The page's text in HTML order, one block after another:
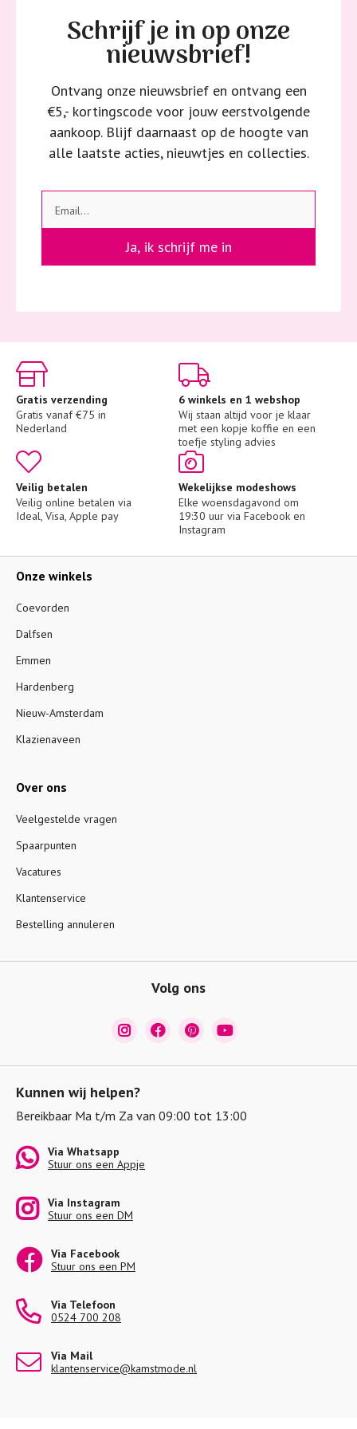
niet gestreken worden en/of in de droogtrommel.
Twijfels? Wij staan klaar voor advies op maat.
Schrijf je in op onze
nieuwsbrief!
Ontvang onze nieuwsbrief en ontvang een
€5,- kortingscode voor jouw eerstvolgende
aankoop. Blijf daarnaast op de hoogte van
alle laatste acties, nieuwtjes en collecties.
Ja, ik schrijf me in
Gratis verzending
Gratis vanaf €75 in
Nederland
6 winkels en 1 webshop
Wij staan altijd voor je klaar
met een kopje koffie en een
toefje styling advies
Veilig betalen
Veilig online betalen via
Ideal, Visa, Apple pay
Wekelijkse modeshows
Elke woensdagavond om
19:30 uur via Facebook en
Instagram
Kunnen wij helpen?
Bereikbaar Ma t/m Za van 09:00 tot 13:00
Via Whatsapp
Stuur ons een Appje
Via Instagram
Stuur ons een DM
Via Facebook
Stuur ons een PM
Via Telefoon
0524 700 208
Via Mail
klantenservice@kamstmode.nl
Onze winkels
Coevorden
Dalfsen
Emmen
Hardenberg
Nieuw-Amsterdam
Klazienaveen
Over ons
Veelgestelde vragen
Spaarpunten
Vacatures
Klantenservice
Bestelling annuleren
Volg ons